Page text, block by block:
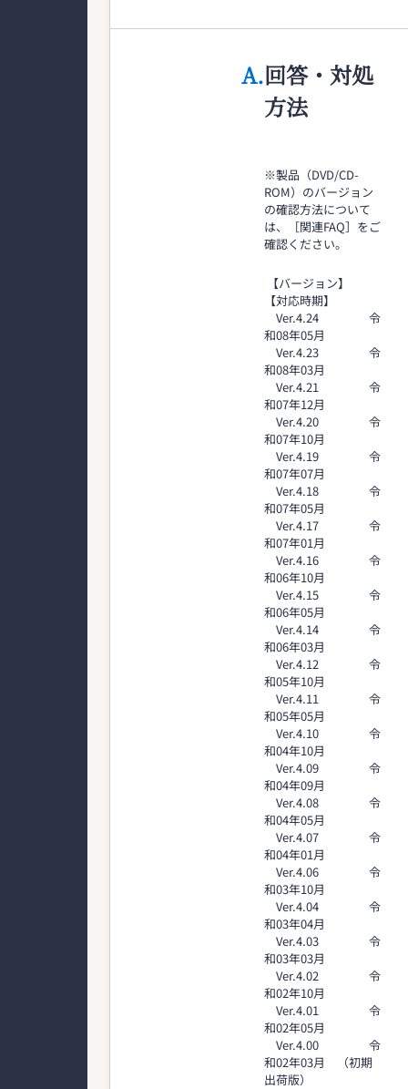
A.回答・対処
方法
※製品（DVD/CD-
ROM）のバージョン
の確認方法について
は、［関連FAQ］をご
確認ください。
【バージョン】
【対応時期】
Ver.4.24 令
和08年05月
Ver.4.23 令
和08年03月
Ver.4.21 令
和07年12月
Ver.4.20 令
和07年10月
Ver.4.19 令
和07年07月
Ver.4.18 令
和07年05月
Ver.4.17 令
和07年01月
Ver.4.16 令
和06年10月
Ver.4.15 令
和06年05月
Ver.4.14 令
和06年03月
Ver.4.12 令
和05年10月
Ver.4.11 令
和05年05月
Ver.4.10 令
和04年10月
Ver.4.09 令
和04年09月
Ver.4.08 令
和04年05月
Ver.4.07 令
和04年01月
Ver.4.06 令
和03年10月
Ver.4.04 令
和03年04月
Ver.4.03 令
和03年03月
Ver.4.02 令
和02年10月
Ver.4.01 令
和02年05月
Ver.4.00 令
和02年03月 （初期
出荷版）